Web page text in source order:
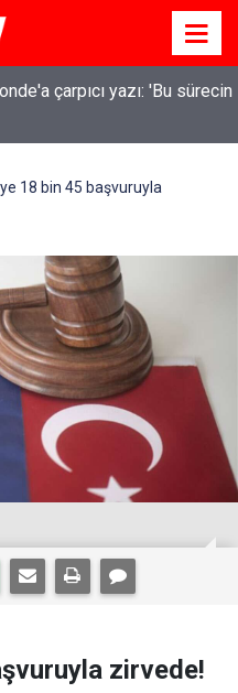
çarpıcı yazı: 'Bu sürecin
18 bin 45 başvuruyla
zirvede!